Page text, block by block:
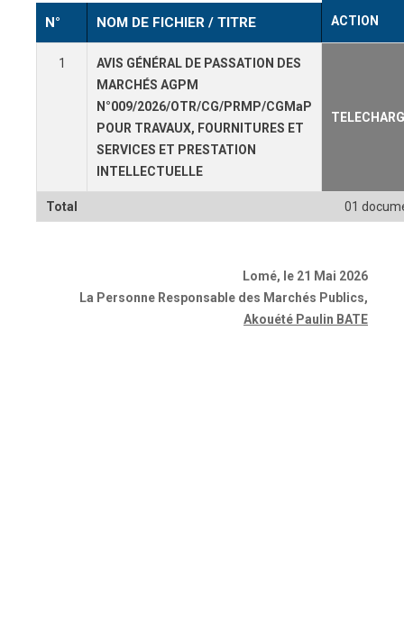
N° NOM DE FICHIER / TITRE ACTION
Total 01
1
AVIS GÉNÉRAL DE PASSATION DES
MARCHÉS AGPM
N°009/2026/OTR/CG/PRMP/CGMaP
POUR TRAVAUX, FOURNITURES ET
SERVICES ET PRESTATION
INTELLECTUELLE
Lomé, le 21 Mai 2026
La Personne Responsable des Marchés Publics,
Akouété Paulin BATE